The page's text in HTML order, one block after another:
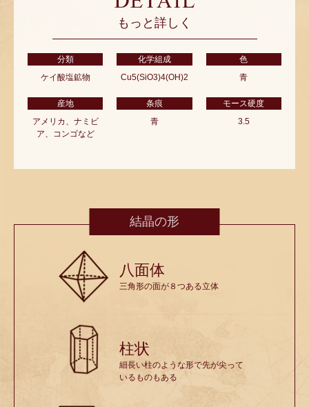
もっと詳しく
分類
ケイ酸塩鉱物
化学組成
Cu5(SiO3)4(OH)2
色
青
産地
アメリカ、ナミビ
ア、コンゴなど
条痕
青
モース硬度
3.5
結晶の形
八面体
三角形の面が８つある立体
柱状
細長い柱のような形で先が尖って
いるものもある